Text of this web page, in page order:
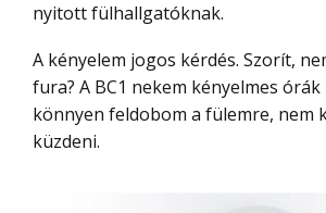
nyitott fülhallgatóknak.
A kényelem jogos kérdés. Szorít, nem kényelmetlen,
fura? A BC1 nekem kényelmes órák
könnyen feldobom a fülemre, nem
küzdeni.